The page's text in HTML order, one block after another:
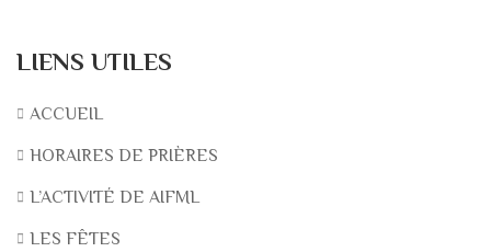
LIENS UTILES
ACCUEIL
HORAIRES DE PRIÈRES
L’ACTIVITÉ DE AIFML
LES FÊTES